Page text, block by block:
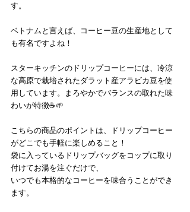
す。
ベトナムと言えば、コーヒー豆の生産地として
も有名ですよね！
スターキッチンのドリップコーヒーには、冷涼
な高原で栽培されたダラット産アラビカ豆を使
用しています。まろやかでバランスの取れた味
わいが特徴☕️🌱
こちらの商品のポイントは、ドリップコーヒー
がどこでも手軽に楽しめること！
袋に入っているドリップバッグをコップに取り
付けてお湯を注ぐだけで、
いつでも本格的なコーヒーを味合うことができ
ます。